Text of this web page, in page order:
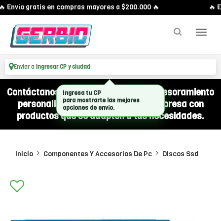
Envío gratis en compras mayores a $200.000 🔥 🔥
Enviar a Ingresar CP y ciudad
Contáctanos por WhatsApp y recibí asesoramiento
personalizado para equipar a tu empresa con
productos que se adapten a tus necesidades.
Inicio Componentes Y Accesorios De Pc Discos Ssd